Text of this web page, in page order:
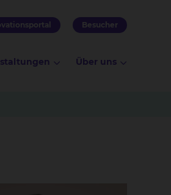
Besucher
Über uns